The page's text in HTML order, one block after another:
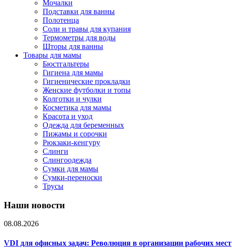
Мочалки
Подставки для ванны
Полотенца
Соли и травы для купания
Термометры для воды
Шторы для ванны
Товары для мамы
Бюстгальтеры
Гигиена для мамы
Гигиенические прокладки
Женские футболки и топы
Колготки и чулки
Косметика для мамы
Красота и уход
Одежда для беременных
Пижамы и сорочки
Рюкзаки-кенгуру
Слинги
Слингоодежда
Сумки для мамы
Сумки-переноски
Трусы
Наши новости
08.08.2026
VDI для офисных задач: Революция в организации рабочих мест